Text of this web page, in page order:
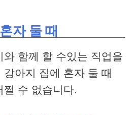
자 둘 때
와 함께 할 수있는 직업을
아지 집에 혼자 둘 때
수 없습니다.